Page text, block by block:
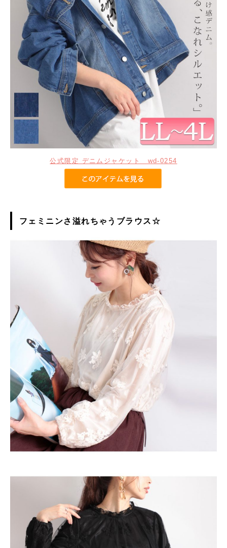
公式限定 デニムジャケット wd-0254
フェミニンさ溢れちゃうブラウス☆